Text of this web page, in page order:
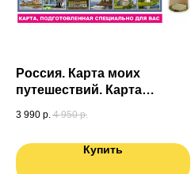
Россия. Карта моих
путешествий. Карта
специально для Вас. Карта
3 990 р. 4 950 р.
Купить